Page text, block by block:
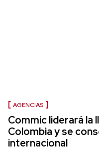
AGENCIAS
Commic liderará la
Colombia y se
internacional